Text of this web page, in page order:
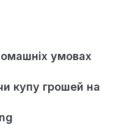
умовах
купу грошей на